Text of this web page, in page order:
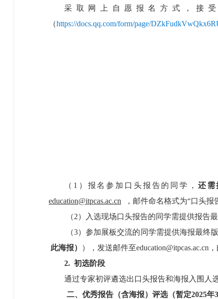
采取网上自愿报名方式，接
（https://docs.qq.com/form/page/
（1）报名参加口头报告的同学， 还需
education@itpcas.ac.cn ，邮件命名格式为“口头
（2）入选现场口头报告的同学需提供报告
（3）参加展板交流的同学需提供海报最终
此海报）
），发送邮件至education@itpcas.ac.cn
2. 初选阶段
通过专家初评遴选出口头报告和海报入围人
二、 优秀报告 （含海报） 评选（暂定2025年3